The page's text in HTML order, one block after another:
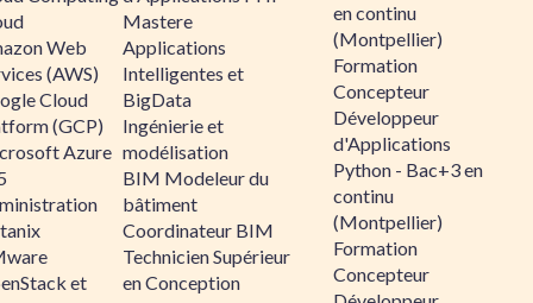
Web
(AWS)
Cloud
(GCP)
Azure
et
Mastere
Applications
Intelligentes et
BigData
Ingénierie et
modélisation
BIM Modeleur du
bâtiment
Coordinateur BIM
Technicien Supérieur
en Conception
en continu
(Montpellier)
Formation
Concepteur
Développeur
d'Applications
Python - Bac+3 en
continu
(Montpellier)
Formation
Concepteur